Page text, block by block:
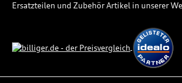
Ersatzteilen und Zubehör Artikel in unserer